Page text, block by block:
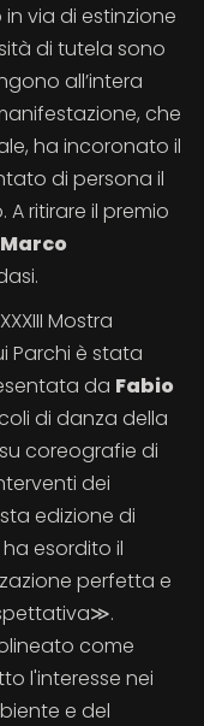
via di estinzione
di tutela sono
all’intera
che
ha incoronato il
di persona il
ritirare il premio
Marco
Mostra
Parchi è stata
da Fabio
di danza della
su coreografie di
dei
edizione di
esordito il
perfetta e
come
l'interesse nei
e del